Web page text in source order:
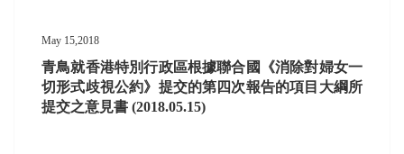
May 15,2018
青鳥就香港特別行政區根據聯合國《消除對婦女一
切形式歧視公約》提交的第四次報告的項目大綱所
提交之意見書 (2018.05.15)